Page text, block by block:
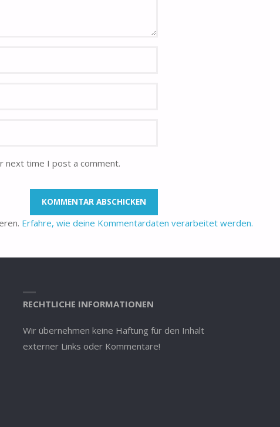
next time I post a comment.
Erfahre, wie deine Kommentardaten verarbeitet werden.
RECHTLICHE INFORMATIONEN
Wir übernehmen keine Haftung für den Inhalt
externer Links oder Kommentare!